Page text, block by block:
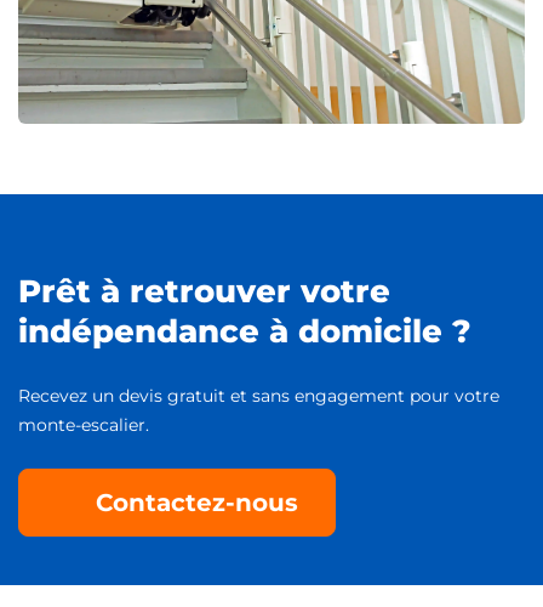
Prêt à retrouver votre
indépendance à domicile ?
Recevez un devis gratuit et sans engagement pour votre
monte-escalier.
Contactez-nous